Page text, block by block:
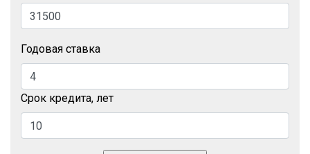
Годовая ставка
Срок кредита, лет